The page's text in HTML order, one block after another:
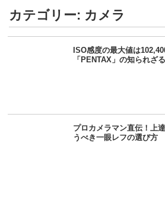
カテゴリー: カメラ
ISO感度の最大値は
「PENTAX」の知られざ
プロカメラマン直伝！上
うべき一眼レフの選び方